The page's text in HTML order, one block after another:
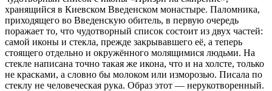
хранящийся в Киевском Введенском монастыре. Паломника,
приходящего во Введенскую обитель, в первую очередь
поражает то, что чудотворный список состоит из двух частей:
самой иконы и стекла, прежде закрывавшего её, а теперь
стоящего отдельно и окружённого молящимися людьми. На
стекле написана точно такая же икона, что и на холсте, только
не красками, а словно бы молоком или изморозью. Писала по
стеклу не человеческая рука. Образ этот — нерукотворенный.